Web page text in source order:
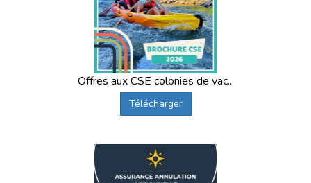
Offres aux CSE colonies de vac...
Télécharger